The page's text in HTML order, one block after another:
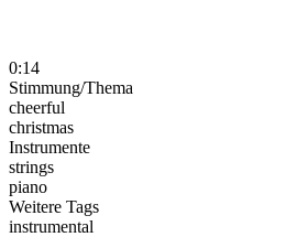
0:14
Stimmung/Thema
cheerful
christmas
Instrumente
strings
piano
Weitere Tags
instrumental